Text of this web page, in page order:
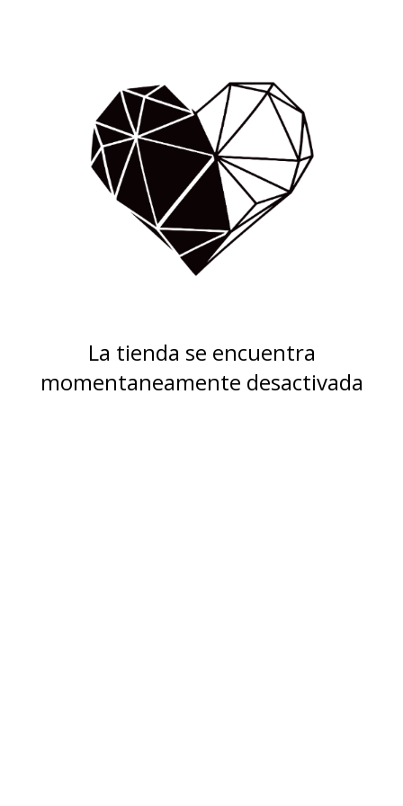
La tienda se encuentra
momentaneamente desactivada